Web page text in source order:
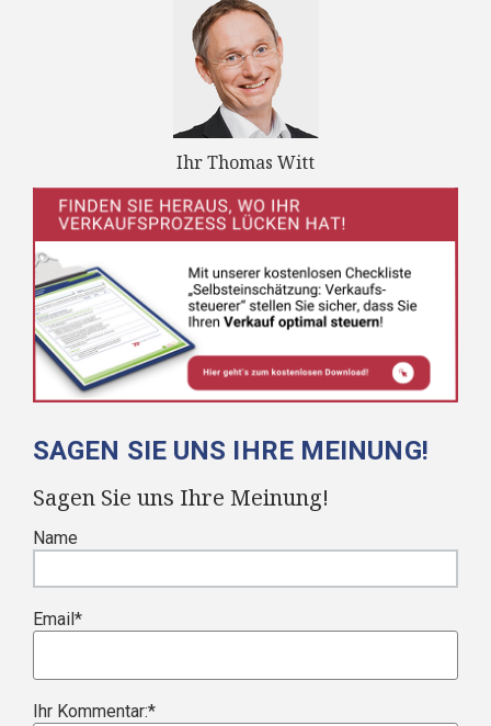
Ihr Thomas Witt
SAGEN SIE UNS IHRE MEINUNG!
Sagen Sie uns Ihre Meinung!
Name
Email *
Ihr Kommentar:*